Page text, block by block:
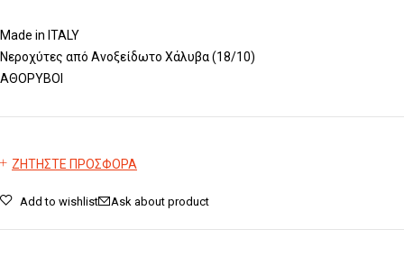
Made in ITALY
Νεροχύτες από Ανοξείδωτο Χάλυβα (18/10)
ΑΘΟΡΥΒΟΙ
ΖΗΤΗΣΤΕ ΠΡΟΣΦΟΡΑ
Add to wishlist Ask about product